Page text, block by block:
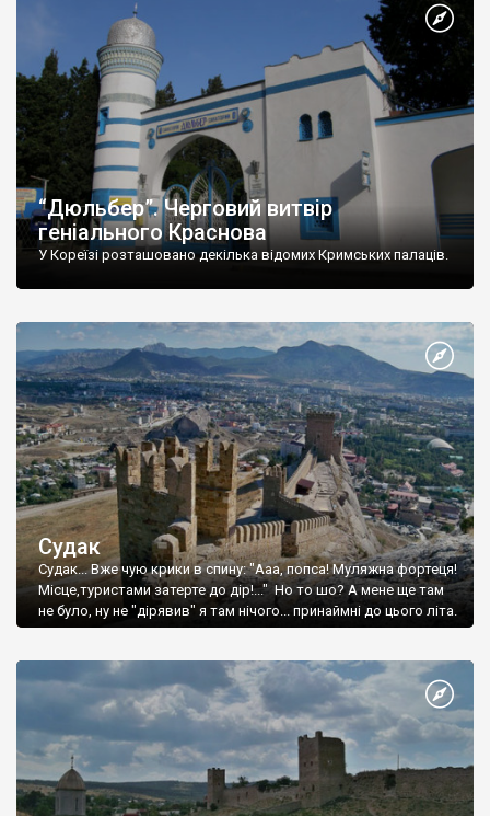
“Дюльбер”. Черговий витвір
геніального Краснова
У Кореїзі розташовано декілька відомих Кримських палаців.
Судак
Судак... Вже чую крики в спину: "Ааа, попса! Муляжна фортеця!
Місце,туристами затерте до дір!..." Но то шо? А мене ще там
не було, ну не "дірявив" я там нічого... принаймні до цього літа.